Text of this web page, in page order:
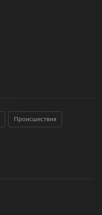
Происшествия